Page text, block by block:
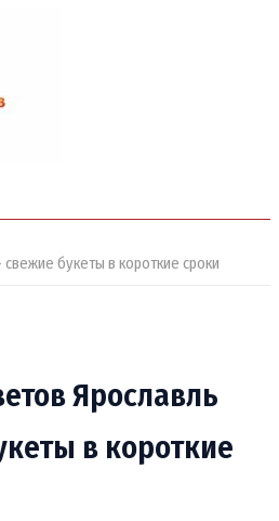
букеты в короткие сроки
Ярославль
в короткие